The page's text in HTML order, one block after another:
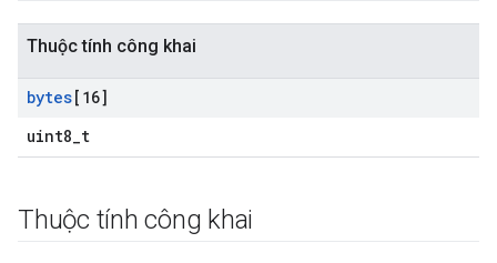
Thuộc tính công khai
bytes[16]
uint8_t
Thuộc tính công khai